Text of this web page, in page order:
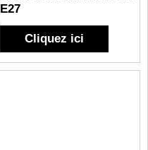
E27
Cliquez ici